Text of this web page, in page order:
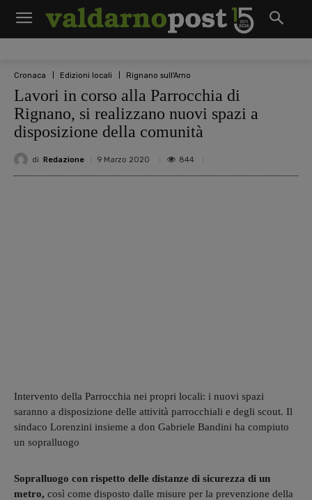
Cronaca Edizioni locali Rignano sull'Arno
Lavori in corso alla Parrocchia di
Rignano, si realizzano nuovi spazi a
disposizione della comunità
di Redazione 9 Marzo 2020 844
Intervento della Parrocchia nei propri locali: i nuovi spazi
saranno a disposizione delle attività parrocchiali e degli scout. Il
sindaco Lorenzini insieme a don Gabriele Bandini ha compiuto
un sopralluogo
Sopralluogo con rispetto delle distanze di sicurezza di un
metro, così come disposto dalle misure per la prevenzione della